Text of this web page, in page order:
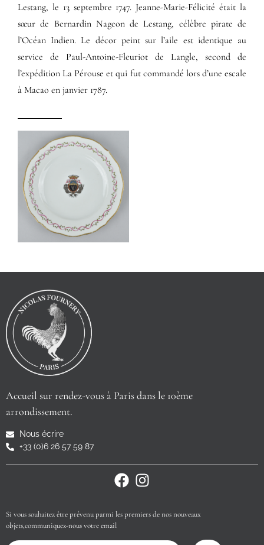
Lestang, le 13 septembre 1747. Jeanne-Marie-Félicité était la
sœur de Bernardin Nageon de Lestang, célèbre pirate de
l’Océan Indien. Le décor peint sur l’aile est identique au
service de Paul-Antoine-Fleuriot de Langle, second de
l’expédition La Pérouse et qui fut commandé lors d’une escale
à Macao en janvier 1787.
Accueil sur rendez-vous à Paris dans le 10ème
arrondissement.
Nous écrire
+33 (0)6 26 57 59 87
Si vous souhaitez être prévenu parmi les premiers de nos nouveaux
objets,communiquez-nous votre email